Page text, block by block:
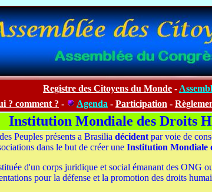
Registre des Citoyens du Monde -
? comment ? - Agenda - Participation -
Institution Mondiale des Droits
Peuples présents a Brasilia décident par voie de
dans le but de créer une Institution Mondiale
d'un corps juridique et social émanant des ONG
pour la défense et la promotion des droits